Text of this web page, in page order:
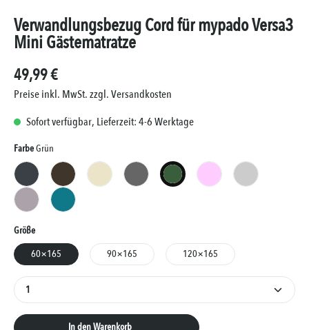
Verwandlungsbezug Cord für mypado Versa3
Mini Gästematratze
49,99 €
Preise inkl. MwSt. zzgl. Versandkosten
Sofort verfügbar, Lieferzeit: 4-6 Werktage
FarbeAuswählen
Grün
Anthrazit Braun Creme Grau Grün Rosa
Silber
Taupe
Türkis
GrößeAuswählen
60×165
90×165 120×165
Produkt Anzahl: Gib den gewünschten Wert ein
In den Warenkorb